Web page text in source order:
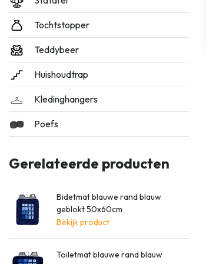
Tochtstopper
Teddybeer
Huishoudtrap
Kledinghangers
Poefs
Gerelateerde producten
Bidetmat blauwe rand blauw
geblokt 50x60cm
Bekijk product
Toiletmat blauwe rand blauw